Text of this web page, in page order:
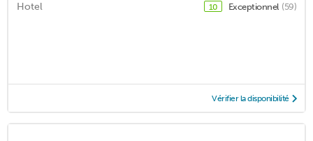
Hotel 10 Exceptionnel (59)
Vérifier la disponibilité